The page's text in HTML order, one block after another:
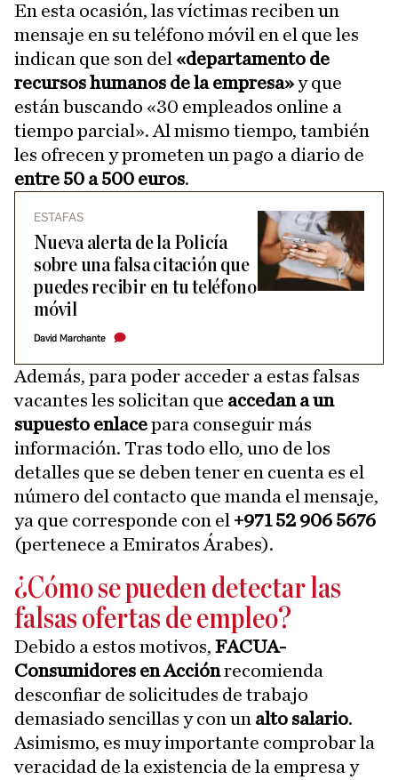
En esta ocasión, las víctimas reciben un
mensaje en su teléfono móvil en el que les
indican que son del «departamento de
recursos humanos de la empresa»y que
están buscando «30 empleados online a
tiempo parcial». Al mismo tiempo, también
les ofrecen y prometen un pago a diario de
entre 50 a 500 euros.
ESTAFAS
Nueva alerta de la Policía
sobre una falsa citación que
puedes recibir en tu teléfono
móvil
David Marchante
Además, para poder acceder a estas falsas
vacantes les solicitan que accedan a un
supuesto enlacepara conseguir más
información. Tras todo ello, uno de los
detalles que se deben tener en cuenta es el
número del contacto que manda el mensaje,
ya que corresponde con el +971 52 906 5676
(pertenece a Emiratos Árabes).
¿Cómo se pueden detectar las
falsas ofertas de empleo?
Debido a estos motivos, FACUA-
Consumidores en Acciónrecomienda
desconfiar de solicitudes de trabajo
demasiado sencillas y con un alto salario.
Asimismo, es muy importante comprobar la
veracidad de la existencia de la empresa y